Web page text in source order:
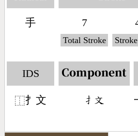
手 7
Total Stroke
IDS
⿰扌文
Component
󶃛󶃶